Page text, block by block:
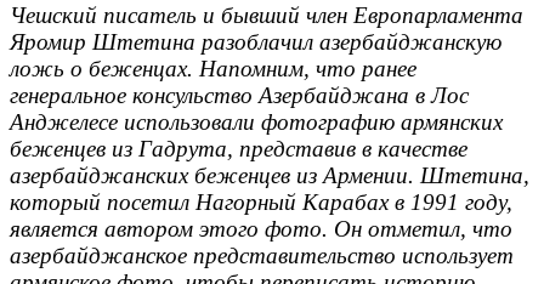
Чешский писатель и бывший член Европарламента
Яромир Штетина разоблачил азербайджанскую
ложь о беженцах. Напомним, что ранее
генеральное консульство Азербайджана в Лос
Анджелесе использовали фотографию армянских
беженцев из Гадрута, представив в качестве
азербайджанских беженцев из Армении. Штетина,
который посетил Нагорный Карабах в 1991 году,
является автором этого фото. Он отметил, что
азербайджанское представительство использует